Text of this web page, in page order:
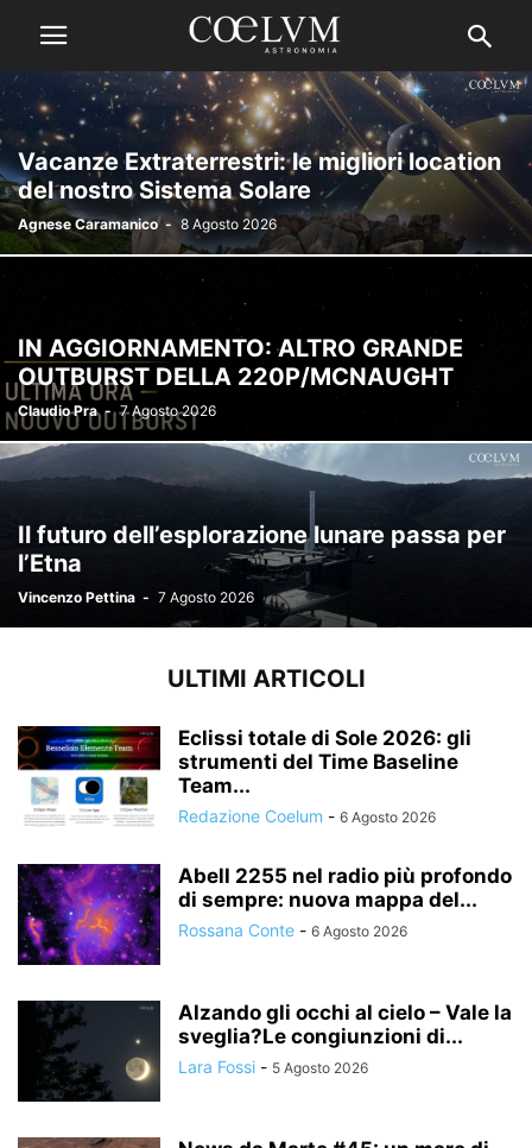
Vacanze Extraterrestri: le migliori location
del nostro Sistema Solare
Agnese Caramanico - 8 Agosto 2026
IN AGGIORNAMENTO: ALTRO GRANDE
OUTBURST DELLA 220P/MCNAUGHT
Claudio Pra - 7 Agosto 2026
Il futuro dell’esplorazione lunare passa per
l’Etna
Vincenzo Pettina - 7 Agosto 2026
ULTIMI ARTICOLI
Eclissi totale di Sole 2026: gli
strumenti del Time Baseline
Team...
Redazione Coelum - 6 Agosto 2026
Abell 2255 nel radio più profondo
di sempre: nuova mappa del...
Rossana Conte - 6 Agosto 2026
Alzando gli occhi al cielo – Vale la
sveglia?Le congiunzioni di...
Lara Fossi - 5 Agosto 2026